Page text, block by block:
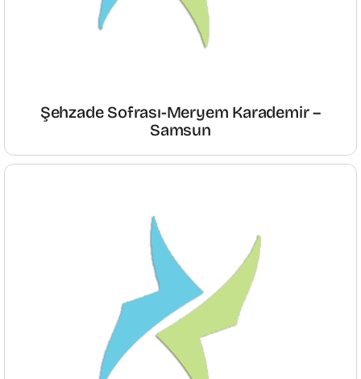
Şehzade Sofrası-Meryem Karademir –
Samsun